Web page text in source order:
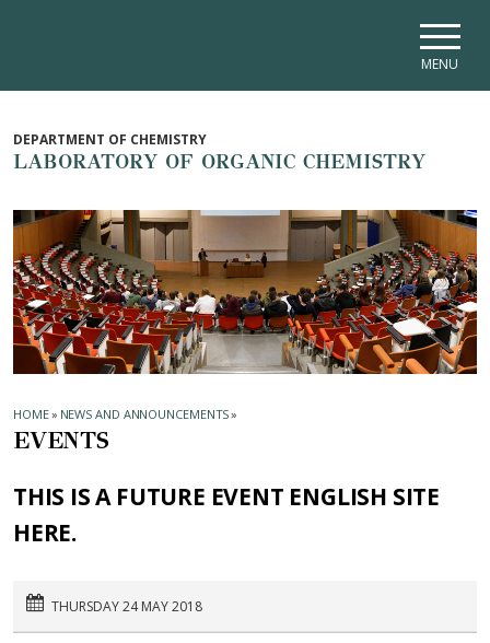
MENU
DEPARTMENT OF CHEMISTRY
LABORATORY OF ORGANIC CHEMISTRY
HOME» NEWS AND ANNOUNCEMENTS»
EVENTS
THIS IS A FUTURE EVENT ENGLISH SITE
HERE.
THURSDAY 24 MAY 2018